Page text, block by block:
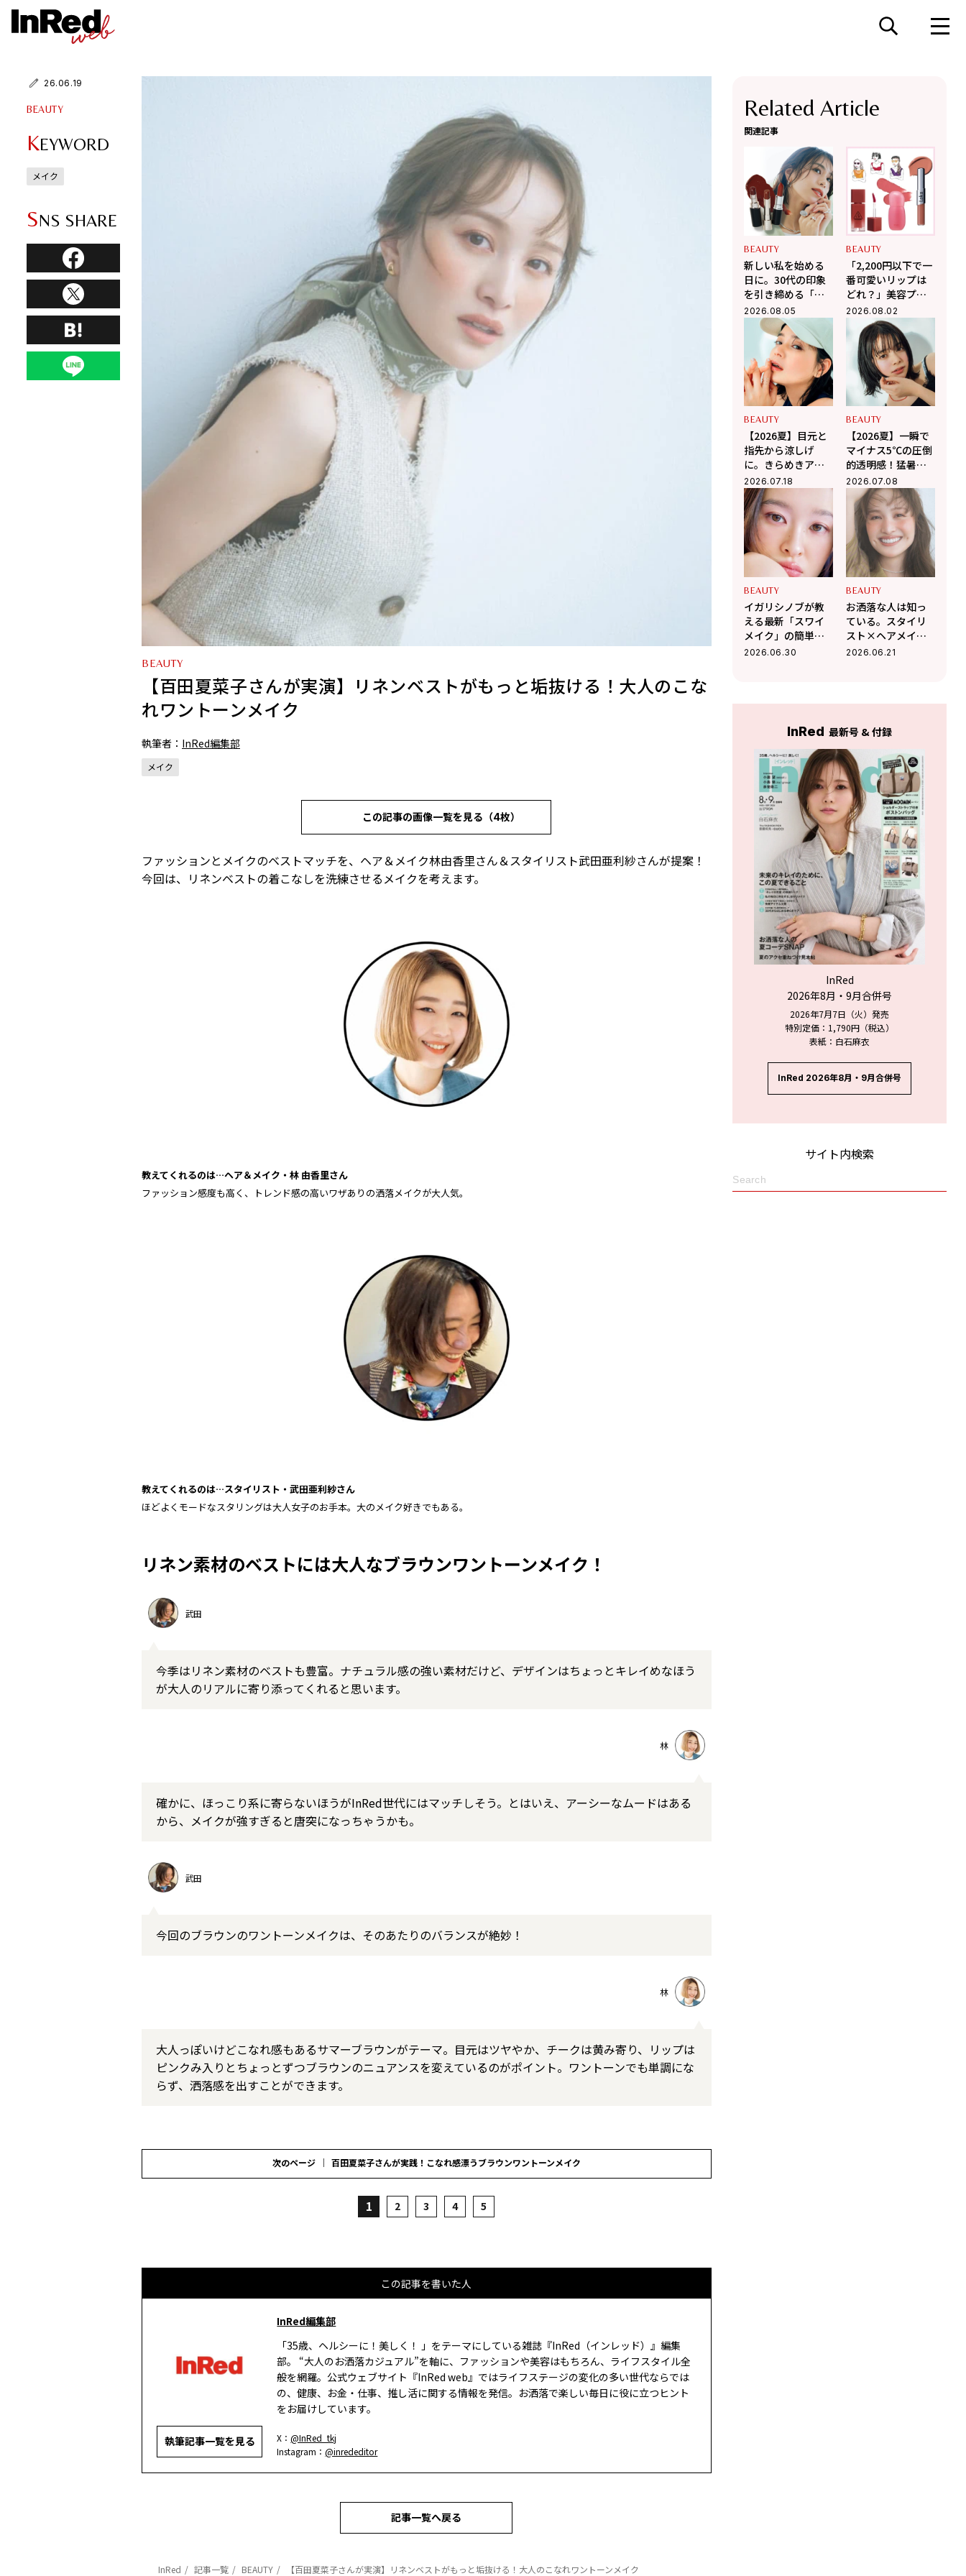
BEAUTY
【百田夏菜子さんが実演】リネンベストがもっと垢抜ける！大人のこな
れワントーンメイク
執筆者： InRed編集部
メイク
この記事の画像一覧を見る（4枚）
ファッションとメイクのベストマッチを、ヘア＆メイク林由香里さん＆スタイリスト武田亜利紗さんが提案！
今回は、リネンベストの着こなしを洗練させるメイクを考えます。
教えてくれるのは…ヘア＆メイク・林 由香里さん
ファッション感度も高く、トレンド感の高いワザありの洒落メイクが大人気。
教えてくれるのは…スタイリスト・ 武田亜利紗さん
ほどよくモードなスタリングは大人女子のお手本。大のメイク好きでもある。
リネン素材のベストには大人なブラウンワントーンメイク！
武田
今季はリネン素材のベストも豊富。ナチュラル感の強い素材だけど、デザインはちょっとキレイめなほう
が大人のリアルに寄り添ってくれると思います。
林
確かに、ほっこり系に寄らないほうがInRed世代にはマッチしそう。とはいえ、アーシーなムードはある
から、メイクが強すぎると唐突になっちゃうかも。
武田
今回のブラウンのワントーンメイクは、そのあたりのバランスが絶妙！
林
大人っぽいけどこなれ感もあるサマーブラウンがテーマ。目元はツヤやか、チークは黄み寄り、リップは
ピンクみ入りとちょっとずつブラウンのニュアンスを変えているのがポイント。ワントーンでも単調にな
らず、洒落感を出すことができます。
次のページ 百田夏菜子さんが実践！こなれ感漂うブラウンワントーンメイク
1 2 3 4 5
この記事を書いた人
執筆記事一覧を見る
InRed編集部
「35歳、ヘルシーに！美しく！ 」をテーマにしている雑誌『InRed（インレッド）』編集
部。 “大人のお洒落カジュアル”を軸に、ファッションや美容はもちろん、ライフスタイル全
般を網羅。公式ウェブサイト『InRed web』ではライフステージの変化の多い世代ならでは
の、健康、お金・仕事、推し活に関する情報を発信。お洒落で楽しい毎日に役に立つヒント
をお届けしています。
X：@InRed_tkj
Instagram：@inrededitor
記事一覧へ戻る
InRed 記事一覧 BEAUTY 【百田夏菜子さんが実演】リネンベストがもっと垢抜ける！大人のこなれワントーンメイク
26.06.19
BEAUTY
KEYWORD
メイク
SNS SHARE
Related Article
関連記事
BEAUTY
新しい私を始める
日に。30代の印象
を引き締める「お
守りリップ」3選
2026.08.05
BEAUTY
「2,200円以下で一
番可愛いリップは
どれ？」美容プロ
がガチで選んだ
2026夏の韓国コス
メ3選
2026.08.02
BEAUTY
【2026夏】目元と
指先から涼しげ
に。きらめきアイ
シャドウ・ネイル
で作る「涼感メイ
ク」
2026.07.18
BEAUTY
【2026夏】一瞬で
マイナス5℃の圧倒
的透明感！猛暑に
負けない「涼感メ
イク」の作り方
2026.07.08
BEAUTY
イガリシノブが教
える最新「スワイ
メイク」の簡単
HOW TO！夏のア
2026.06.30
BEAUTY
お洒落な人は知っ
ている。スタイリ
スト×ヘアメイク
が本音で語る「服
2026.06.21
InRed 最新号 & 付録
InRed
2026年8月・9月合併号
2026年7月7日（火）発売
特別定価：1,790円（税込）
表紙：白石麻衣
InRed 2026年8月・9月合併号
サイト内検索